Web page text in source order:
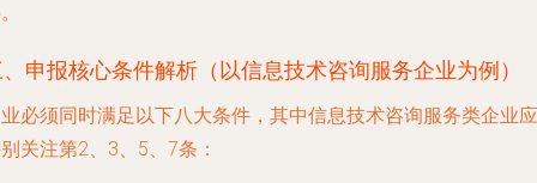
申报核心条件解析（以信息技术咨询服务企业为例）
必须同时满足以下八大条件，其中信息技术咨询服务类企业应
关注第2、3、5、7条：